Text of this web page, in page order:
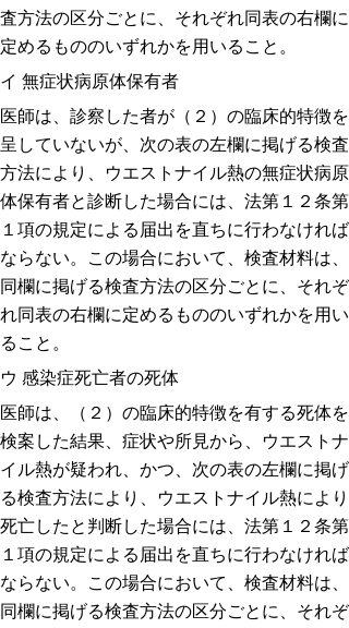
査方法の区分ごとに、それぞれ同表の右欄に
定めるもののいずれかを用いること。
イ 無症状病原体保有者
医師は、診察した者が（２）の臨床的特徴を
呈していないが、次の表の左欄に掲げる検査
方法により、ウエストナイル熱の無症状病原
体保有者と診断した場合には、法第１２条第
１項の規定による届出を直ちに行わなければ
ならない。この場合において、検査材料は、
同欄に掲げる検査方法の区分ごとに、それぞ
れ同表の右欄に定めるもののいずれかを用い
ること。
ウ 感染症死亡者の死体
医師は、（２）の臨床的特徴を有する死体を
検案した結果、症状や所見から、ウエストナ
イル熱が疑われ、かつ、次の表の左欄に掲げ
る検査方法により、ウエストナイル熱により
死亡したと判断した場合には、法第１２条第
１項の規定による届出を直ちに行わなければ
ならない。この場合において、検査材料は、
同欄に掲げる検査方法の区分ごとに、それぞ